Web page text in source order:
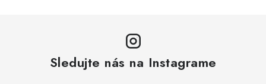
Sledujte nás na Instagrame